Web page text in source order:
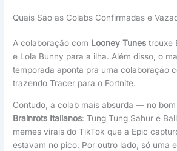
Quais São as Colabs Confirmadas e
A colaboração com Looney Tunes trouxe
e Lola Bunny para a ilha. Além disso, o
temporada aponta pra uma colaboração
trazendo Tracer para o Fortnite.
Contudo, a colab mais absurda — no
Brainrots Italianos: Tung Tung Sahur e
memes virais do TikTok que a Epic
estavam no pico. Por outro lado, só uma